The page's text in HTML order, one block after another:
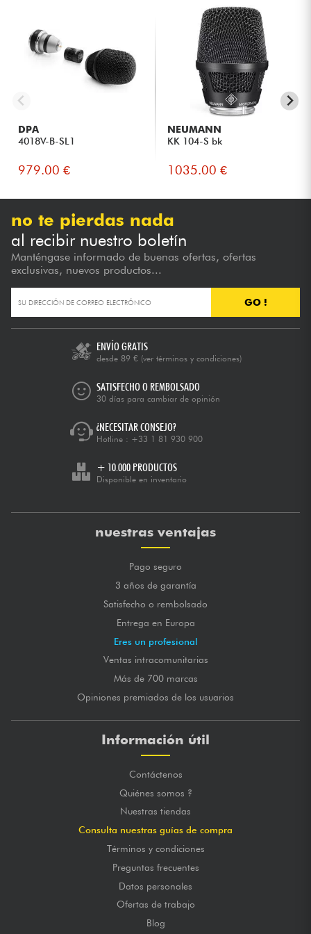
DPA
4018V-B-SL1
979.00 €
NEUMANN
KK 104-S bk
1035.00 €
no te pierdas nada
al recibir nuestro boletín
Manténgase informado de buenas ofertas, ofertas
exclusivas, nuevos productos...
GO !
ENVÍO GRATIS
desde 89 € (ver términos y condiciones)
SATISFECHO O REMBOLSADO
30 días para cambiar de opinión
¿NECESITAR CONSEJO?
Hotline : +33 1 81 930 900
+ 10.000 PRODUCTOS
Disponible en inventario
nuestras ventajas
Pago seguro
3 años de garantía
Satisfecho o rembolsado
Entrega en Europa
Eres un profesional
Ventas intracomunitarias
Más de 700 marcas
Opiniones premiados de los usuarios
Información útil
Contáctenos
Quiénes somos ?
Nuestras tiendas
Consulta nuestras guías de compra
Términos y condiciones
Preguntas frecuentes
Datos personales
Ofertas de trabajo
Blog